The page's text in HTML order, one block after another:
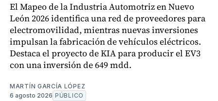
El Mapeo de la Industria Automotriz en Nuevo
León 2026 identifica una red de proveedores para
electromovilidad, mientras nuevas inversiones
impulsan la fabricación de vehículos eléctricos.
Destaca el proyecto de KIA para producir el EV3
con una inversión de 649 mdd.
MARTÍN GARCÍA LÓPEZ
6 agosto 2026 PÚBLICO